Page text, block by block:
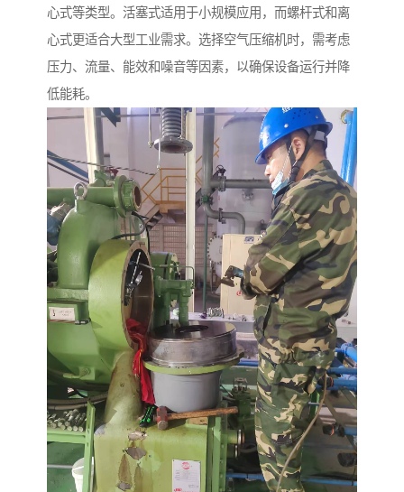
心式等类型。活塞式适用于小规模应用，而螺杆式和离
心式更适合大型工业需求。选择空气压缩机时，需考虑
压力、流量、能效和噪音等因素，以确保设备运行并降
低能耗。